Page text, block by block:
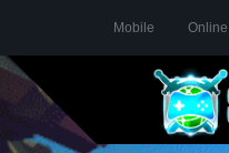
Mobile Online